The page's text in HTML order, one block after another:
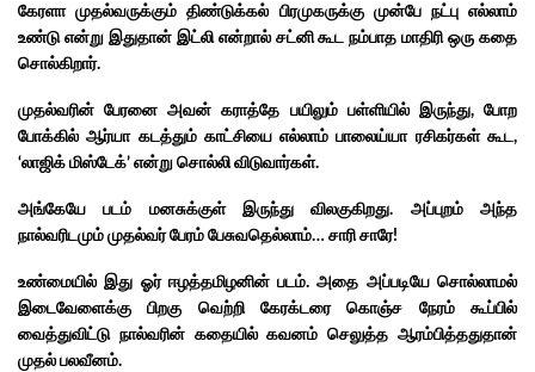
கேரளா முதல்வருக்கும் திண்டுக்கல் பிரமுகருக்கு முன்பே நட்பு எல்லாம்
உண்டு என்று இதுதான் இட்லி என்றால் சட்னி கூட நம்பாத மாதிரி ஒரு கதை
சொல்கிறார்.
முதல்வரின் பேரனை அவன் கராத்தே பயிலும் பள்ளியில் இருந்து, போற
போக்கில் ஆர்யா கடத்தும் காட்சியை எல்லாம் பாலைய்யா ரசிகர்கள் கூட,
‘லாஜிக் மிஸ்டேக்’ என்று சொல்லி விடுவார்கள்.
அங்கேயே படம் மனசுக்குள் இருந்து விலகுகிறது. அப்புறம் அந்த
நால்வரிடமும் முதல்வர் பேரம் பேசுவதெல்லாம்… சாரி சாரே!
உண்மையில் இது ஓர் ஈழத்தமிழனின் படம். அதை அப்படியே சொல்லாமல்
இடைவேளைக்கு பிறகு வெற்றி கேரக்டரை கொஞ்ச நேரம் கூப்பில்
வைத்துவிட்டு நால்வரின் கதையில் கவனம் செலுத்த ஆரம்பித்ததுதான்
முதல் பலவீனம்.